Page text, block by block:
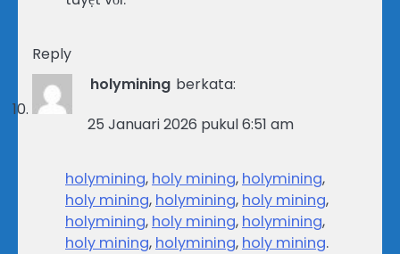
Reply
holymining berkata:
25 Januari 2026 pukul 6:51 am
holymining, holy mining, holymining,
holy mining, holymining, holy mining,
holymining, holy mining, holymining,
holy mining, holymining, holy mining.